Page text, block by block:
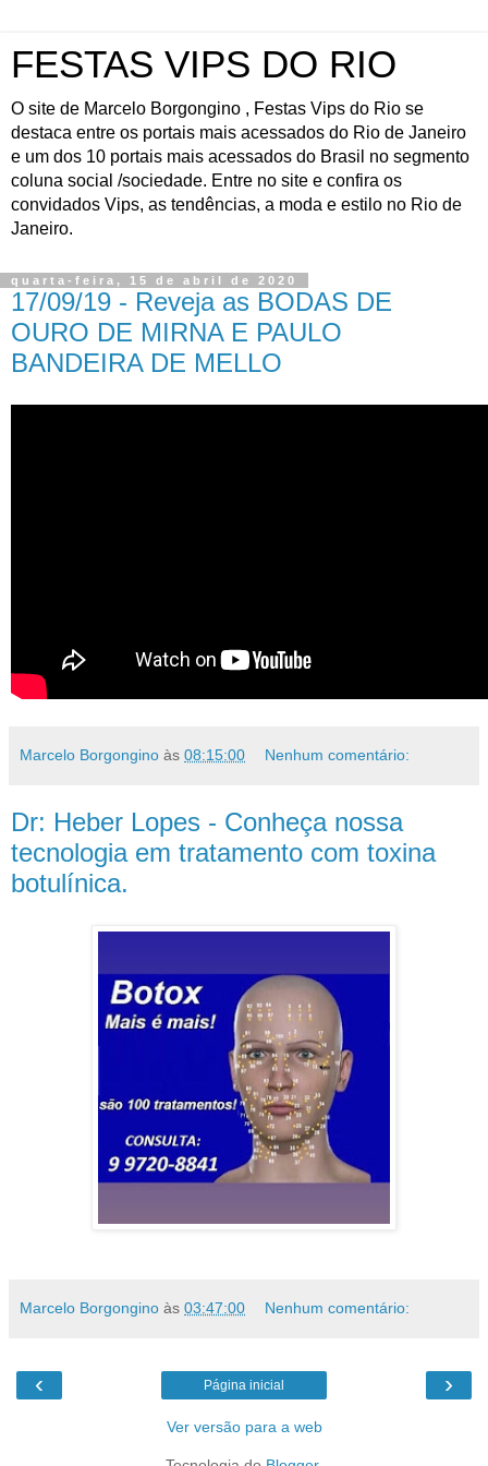
FESTAS VIPS DO RIO
O site de Marcelo Borgongino , Festas Vips do Rio se
destaca entre os portais mais acessados do Rio de Janeiro
e um dos 10 portais mais acessados do Brasil no segmento
coluna social /sociedade. Entre no site e confira os
convidados Vips, as tendências, a moda e estilo no Rio de
Janeiro.
quarta-feira, 15 de abril de 2020
17/09/19 - Reveja as BODAS DE
OURO DE MIRNA E PAULO
BANDEIRA DE MELLO
Marcelo Borgongino às 08:15:00 Nenhum comentário:
Dr: Heber Lopes - Conheça nossa
tecnologia em tratamento com toxina
botulínica.
Marcelo Borgongino às 03:47:00 Nenhum comentário:
‹ ›
Página inicial
Ver versão para a web